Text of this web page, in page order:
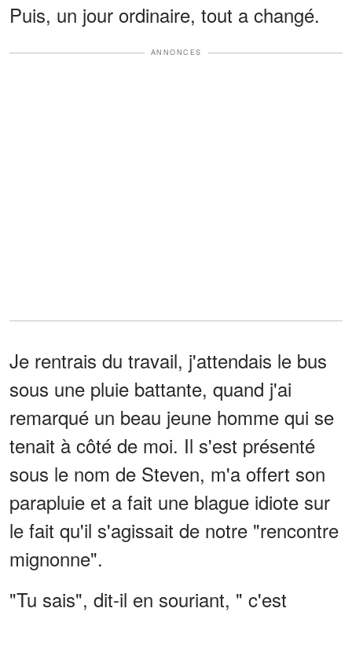
Puis, un jour ordinaire, tout a changé.
ANNONCES
Je rentrais du travail, j'attendais le bus
sous une pluie battante, quand j'ai
remarqué un beau jeune homme qui se
tenait à côté de moi. Il s'est présenté
sous le nom de Steven, m'a offert son
parapluie et a fait une blague idiote sur
le fait qu'il s'agissait de notre "rencontre
mignonne".
"Tu sais", dit-il en souriant, " c'est